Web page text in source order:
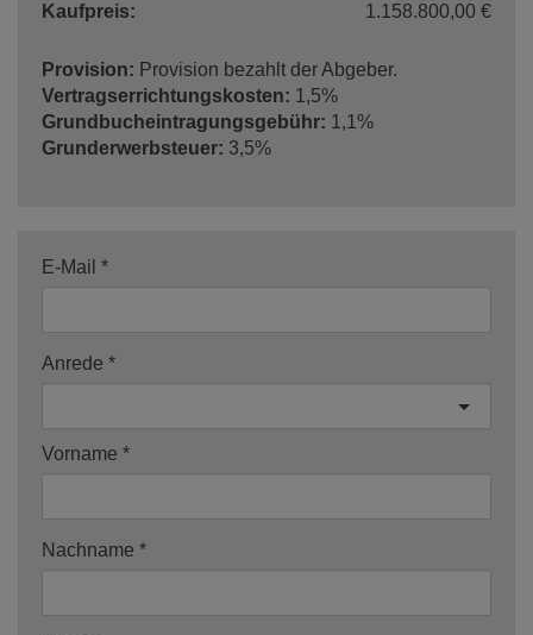
Kaufpreis: 1.158.800,00 €
Provision: Provision bezahlt der Abgeber.
Vertragserrichtungskosten: 1,5%
Grundbucheintragungsgebühr: 1,1%
Grunderwerbsteuer: 3,5%
E-Mail
Anrede
Vorname
Nachname